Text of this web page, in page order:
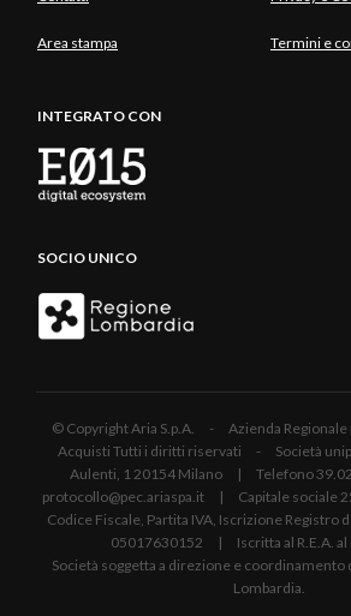
Area stampa Termini e
INTEGRATO CON
SOCIO UNICO
© Copyright Aria S.p.A. - Azienda Regionale
Acquisti Tutti i diritti riservati - Società
Aulenti, 1 20154 Milano | Telefono
protocollo@pec.ariaspa.it | Capitale sociale
Codice Fiscale, Partita IVA, Iscrizione Registro
05017630152 | Iscritta al R.E.A. al
Società soggetta a direzione e coordinamento
Lombardia.